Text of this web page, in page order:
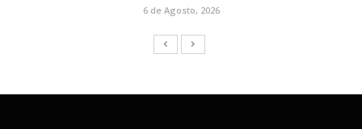
6 de Agosto, 2026